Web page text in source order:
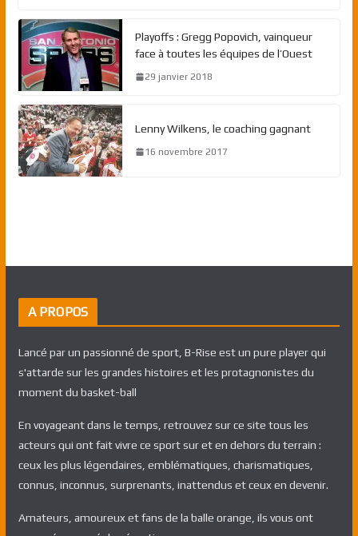
Playoffs : Gregg Popovich, vainqueur
face à toutes les équipes de l’Ouest
29 janvier 2018
Lenny Wilkens, le coaching gagnant
16 novembre 2017
A PROPOS
Lancé par un passionné de sport, B-Rise est un pure player qui
s'attarde sur les grandes histoires et les protagnonistes du
moment du basket-ball
En voyageant dans le temps, retrouvez sur ce site tous les
acteurs qui ont fait vivre ce sport sur et en dehors du terrain :
ceux les plus légendaires, emblématiques, charismatiques,
connus, inconnus, surprenants, inattendus et ceux en devenir.
Amateurs, amoureux et fans de la balle orange, ils vous ont